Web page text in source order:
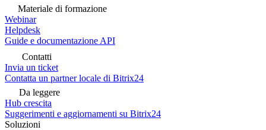
Materiale di formazione
Webinar
Helpdesk
Guide e documentazione API
Contatti
Invia un ticket
Contatta un partner locale di Bitrix24
Da leggere
Hub crescita
Suggerimenti e aggiornamenti su Bitrix24
Soluzioni